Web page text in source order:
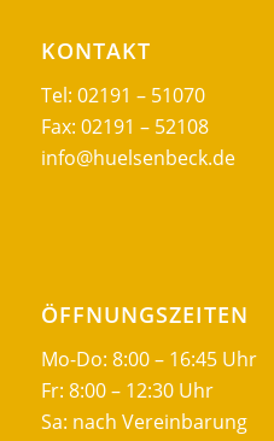
KONTAKT
Tel: 02191 – 51070
Fax: 02191 – 52108
info@huelsenbeck.de
ÖFFNUNGSZEITEN
Mo-Do: 8:00 – 16:45 Uhr
Fr: 8:00 – 12:30 Uhr
Sa: nach Vereinbarung